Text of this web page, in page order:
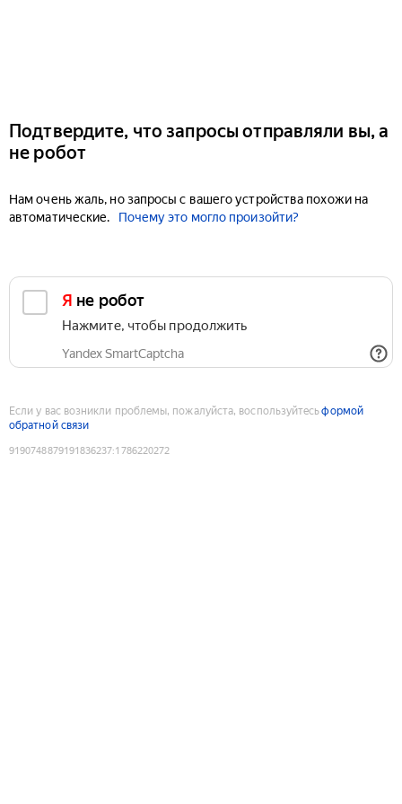
Подтвердите, что запросы отправляли вы, а
не робот
Нам очень жаль, но запросы с вашего устройства похожи на
автоматические.
Почему это могло произойти?
Я не робот
Нажмите, чтобы продолжить
Yandex SmartCaptcha
Если у вас возникли проблемы, пожалуйста, воспользуйтесьформой
обратной связи
9190748879191836237:1786220272